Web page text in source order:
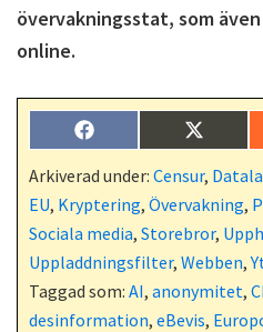
övervakningsstat, som
online.
Dela
på
F
a
c
b
o
o
k
Dela
på
X
(
T
w
i
t
t
e
)
Arkiverad under: Censur,
EU, Kryptering, Övervakning,
Sociala media, Storebror,
Uppladdningsfilter, Webben,
Taggad som: AI, anonymitet,
desinformation, eBevis,